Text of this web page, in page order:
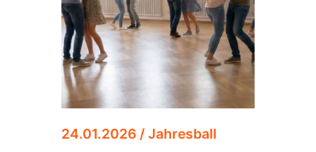
24.01.2026 / Jahresball